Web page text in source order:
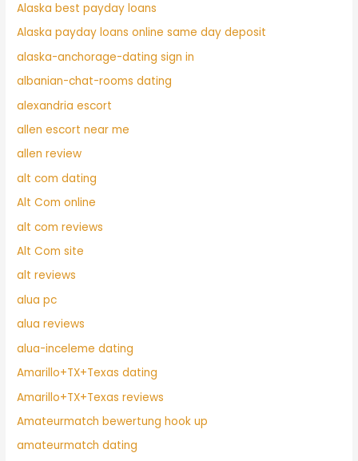
Alaska best payday loans
Alaska payday loans online same day deposit
alaska-anchorage-dating sign in
albanian-chat-rooms dating
alexandria escort
allen escort near me
allen review
alt com dating
Alt Com online
alt com reviews
Alt Com site
alt reviews
alua pc
alua reviews
alua-inceleme dating
Amarillo+TX+Texas dating
Amarillo+TX+Texas reviews
Amateurmatch bewertung hook up
amateurmatch dating